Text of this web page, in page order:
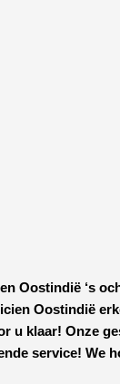
Oostindië ‘s
Oostindië
u klaar! Onze
service! We